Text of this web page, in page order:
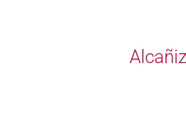
Alcañiz